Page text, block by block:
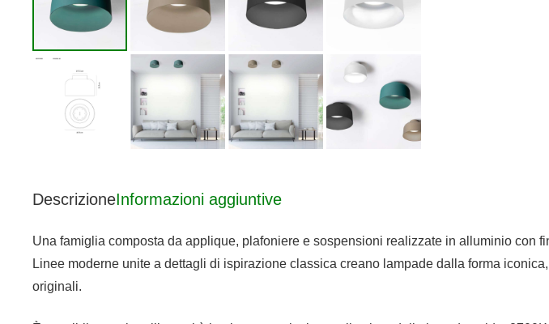
DescrizioneInformazioni aggiuntive
Una famiglia composta da applique, plafoniere e sospensioni realizzate in alluminio con
Linee moderne unite a dettagli di ispirazione classica creano lampade dalla forma
originali.